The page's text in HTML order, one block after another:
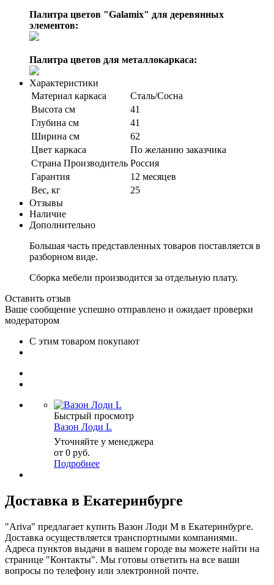
Палитра цветов "Galamix" для деревянных
элементов:
Палитра цветов для металлокаркаса:
Характеристики
Материал каркаса
Сталь/Сосна
Высота см
41
Глубина см
41
Ширина см
62
Цвет каркаса
По желанию заказчика
Страна Производитель Россия
Гарантия
12 месяцев
Вес, кг
25
Отзывы
Наличие
Дополнительно
Большая часть представленных товаров поставляется в
разборном виде.
Сборка мебели производится за отдельную плату.
Оставить отзыв
Ваше сообщение успешно отправлено и ожидает проверки
модератором
С этим товаром покупают
Быстрый просмотр
Вазон Лоди L
Уточняйте у менеджера
от 0 руб.
Подробнее
Доставка в Екатеринбурге
"Ariva" предлагает купить Вазон Лоди M в Екатеринбурге.
Доставка осуществляется транспортными компаниями.
Адреса пунктов выдачи в вашем городе вы можете найти на
странице "Контакты". Мы готовы ответить на все ваши
вопросы по телефону или электронной почте.